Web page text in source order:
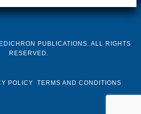
PUBLICATIONS. ALL RIGHTS
RESERVED.
POLICY
TERMS AND CONDITIONS